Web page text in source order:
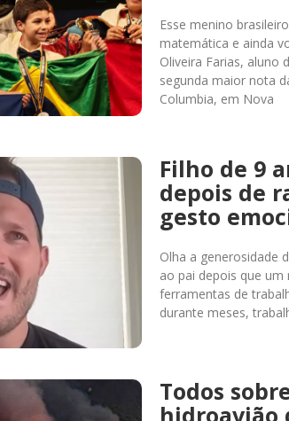
Esse menino
matemática e ainda
Oliveira Farias, aluno
segunda maior nota
Columbia, em Nova
Filho de 9
depois de
gesto
Olha a generosidade
ao pai depois que
ferramentas de
durante meses,
Todos
hidroavião